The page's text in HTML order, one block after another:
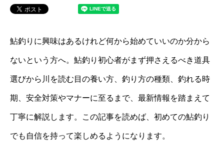
鮎釣りに興味はあるけれど何から始めていいのか分から
ないという方へ。鮎釣り初心者がまず押さえるべき道具
選びから川を読む目の養い方、釣り方の種類、釣れる時
期、安全対策やマナーに至るまで、最新情報を踏まえて
丁寧に解説します。この記事を読めば、初めての鮎釣り
でも自信を持って楽しめるようになります。